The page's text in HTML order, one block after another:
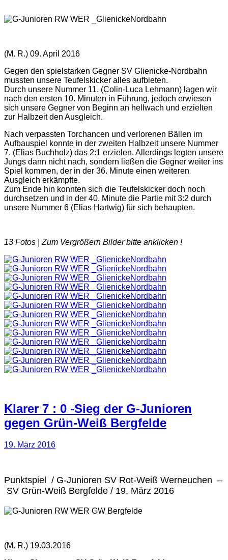
(M. R.) 09. April 2016
Gegen den spielstarken Gegner SV Glienicke-Nordbahn
mussten unsere Teufelskicker alles aufbieten.
Durch unsere Nummer 11. (Colin-Luca Lehmann) lagen wir
nach den ersten 10. Minuten in Führung, jedoch erwiesen
sich unsere Gegner von Beginn an hellwach und erzielten
zur Halbzeit den Ausgleich.
Nach verpassten Torchancen und verlorenen Bällen im
Aufbauspiel konnte in der zweiten Halbzeit unsere Nummer
7. (Elias Buchholz) das 2:1 erzielen. Allerdings legten unsere
Jungs dann nicht nach, sondern ließen die Gegner weiter ins
Spiel kommen, der in der 36. Minute einen weiteren
Ausgleich erkämpfte.
Zum Ende hin konnten sich die Teufelskicker doch noch
durchsetzen und in der 40. Minute die Partie mit 3:2 durch
unsere Nummer 6 (Elias Hartwig) für sich behaupten.
13 Fotos |Zum Vergrößern Bilder bitte anklicken !
Klarer 7 : 0 -Sieg der G-Junioren
gegen Grün-Weiß Bergfelde
19. März 2016
Punktspiel / G-Junioren SV Rot-Weiß Werneuchen –
SV Grün-Weiß Bergfelde / 19. März 2016
(M. R.) 19.03.2016